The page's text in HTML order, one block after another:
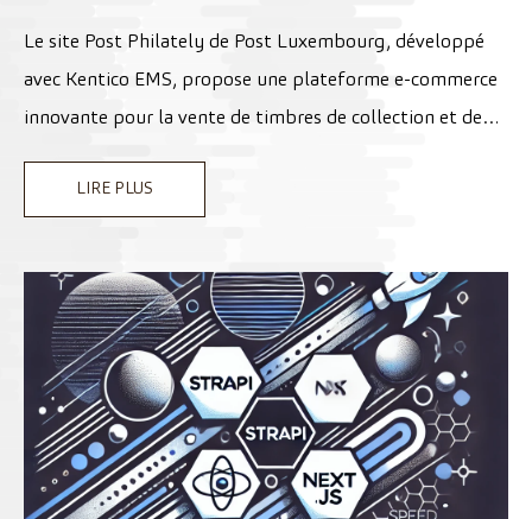
Le site Post Philately de Post Luxembourg, développé
avec Kentico EMS, propose une plateforme e-commerce
innovante pour la vente de timbres de collection et de
peuvent concevoir et commander des timbres et cartes
création simple et intuitif. Ce projet, récompensé comme
"Site du mois d'août 2024" par Kentico, illustre
parfaitement la fusion entre innovation digitale et
tradition philatélique.
LIRE PLUS